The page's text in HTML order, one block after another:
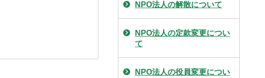
NPO法人の解散について
NPO法人の定款変更につい
て
NPO法人の役員変更につい